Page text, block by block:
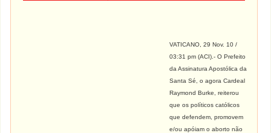
VATICANO, 29 Nov. 10 /
03:31 pm (ACI) .- O Prefeito
da Assinatura Apostólica da
Santa Sé, o agora Cardeal
Raymond Burke, reiterou
que os políticos católicos
que defendem, promovem
e/ou apóiam o aborto não